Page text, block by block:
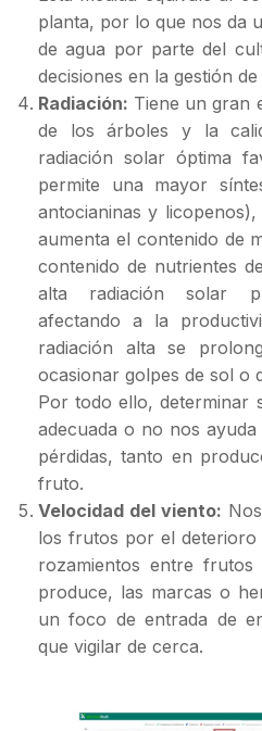
planta, por lo que nos da
de agua por parte del
decisiones en la gestión
Radiación: Tiene un gran
de los árboles y la
radiación solar óptima
permite una mayor
antocianinas y
aumenta el contenido de
contenido de nutrientes
alta radiación solar
afectando a la
radiación alta se
ocasionar golpes de sol o
Por todo ello, determinar
adecuada o no nos
pérdidas, tanto en
fruto.
Velocidad del viento:
los frutos por el deterioro
rozamientos entre
produce, las marcas o
un foco de entrada de
que vigilar de cerca.